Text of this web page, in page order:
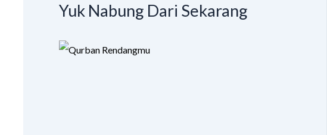
Yuk Nabung Dari Sekarang